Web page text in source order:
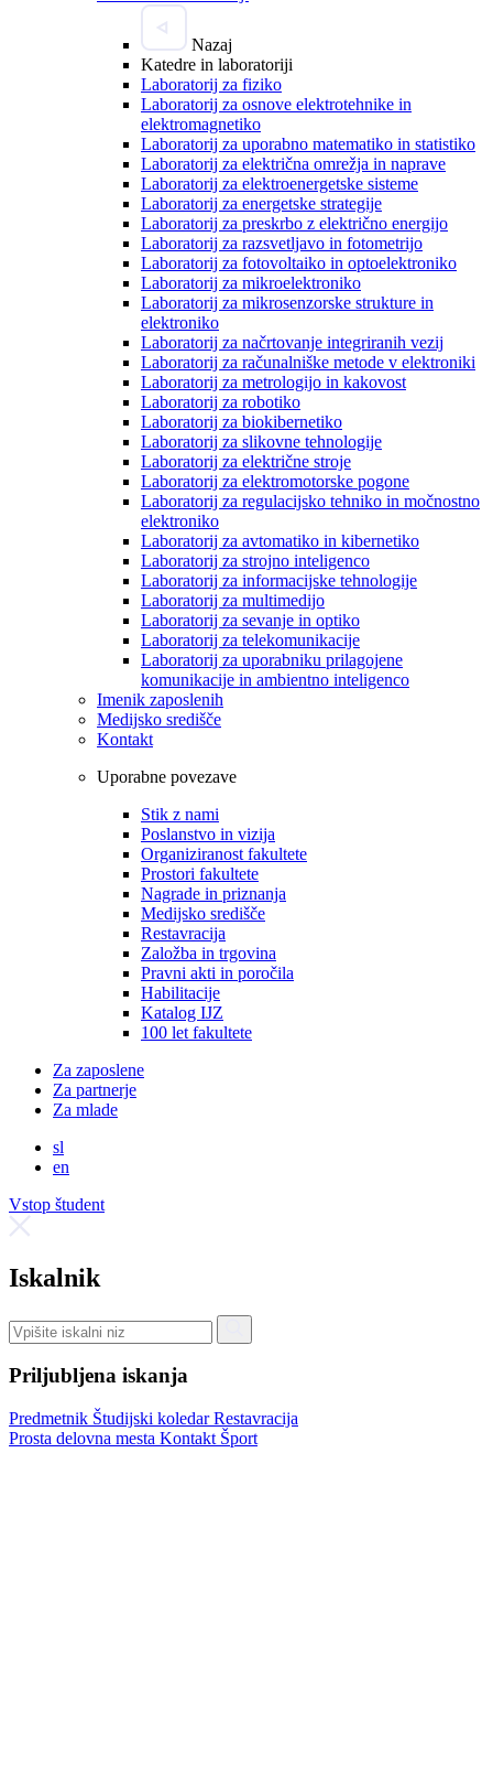
Nazaj
Katedre in laboratoriji
Laboratorij za fiziko
Laboratorij za osnove elektrotehnike in
elektromagnetiko
Laboratorij za uporabno matematiko in statistiko
Laboratorij za električna omrežja in naprave
Laboratorij za elektroenergetske sisteme
Laboratorij za energetske strategije
Laboratorij za preskrbo z električno energijo
Laboratorij za razsvetljavo in fotometrijo
Laboratorij za fotovoltaiko in optoelektroniko
Laboratorij za mikroelektroniko
Laboratorij za mikrosenzorske strukture in
elektroniko
Laboratorij za načrtovanje integriranih vezij
Laboratorij za računalniške metode v elektroniki
Laboratorij za metrologijo in kakovost
Laboratorij za robotiko
Laboratorij za biokibernetiko
Laboratorij za slikovne tehnologije
Laboratorij za električne stroje
Laboratorij za elektromotorske pogone
Laboratorij za regulacijsko tehniko in močnostno
elektroniko
Laboratorij za avtomatiko in kibernetiko
Laboratorij za strojno inteligenco
Laboratorij za informacijske tehnologije
Laboratorij za multimedijo
Laboratorij za sevanje in optiko
Laboratorij za telekomunikacije
Laboratorij za uporabniku prilagojene
komunikacije in ambientno inteligenco
Imenik zaposlenih
Medijsko središče
Kontakt
Uporabne povezave
Stik z nami
Poslanstvo in vizija
Organiziranost fakultete
Prostori fakultete
Nagrade in priznanja
Medijsko središče
Restavracija
Založba in trgovina
Pravni akti in poročila
Habilitacije
Katalog IJZ
100 let fakultete
Za zaposlene
Za partnerje
Za mlade
sl
en
Vstop študent
Iskalnik
Priljubljena iskanja
Predmetnik Študijski koledarRestavracija
Prosta delovna mesta Kontakt Šport